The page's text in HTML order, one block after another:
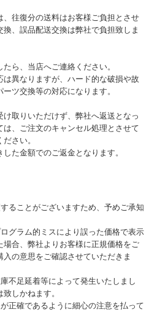
、往復分の送料はお客様ご負担とさせ
、誤品配送交換は弊社で負担致しま
ら、当店へご連絡ください。
異なりますが、ハード的な破損や故
ツ交換等の対応になります。
取りいただけず、弊社へ返送となっ
、ご注文のキャンセル処理とさせて
さい。
た金額でのご返金となります。
ることがございますため、予めご承知
グラム的ミスにより誤った価格で表示
場合、弊社よりお客様に正規価格をご
の意思をご確認させていただきま
不足延着等によって発生いたしまし
しかねます。
正確であるように細心の注意を払って